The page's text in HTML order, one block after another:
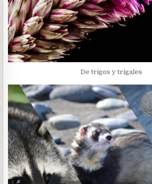
De trigos y trigales